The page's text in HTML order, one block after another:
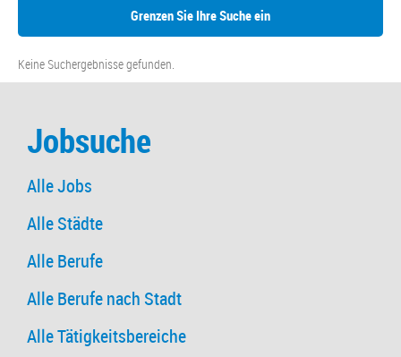
Grenzen Sie Ihre Suche ein
Keine Suchergebnisse gefunden.
Jobsuche
Alle Jobs
Alle Städte
Alle Berufe
Alle Berufe nach Stadt
Alle Tätigkeitsbereiche